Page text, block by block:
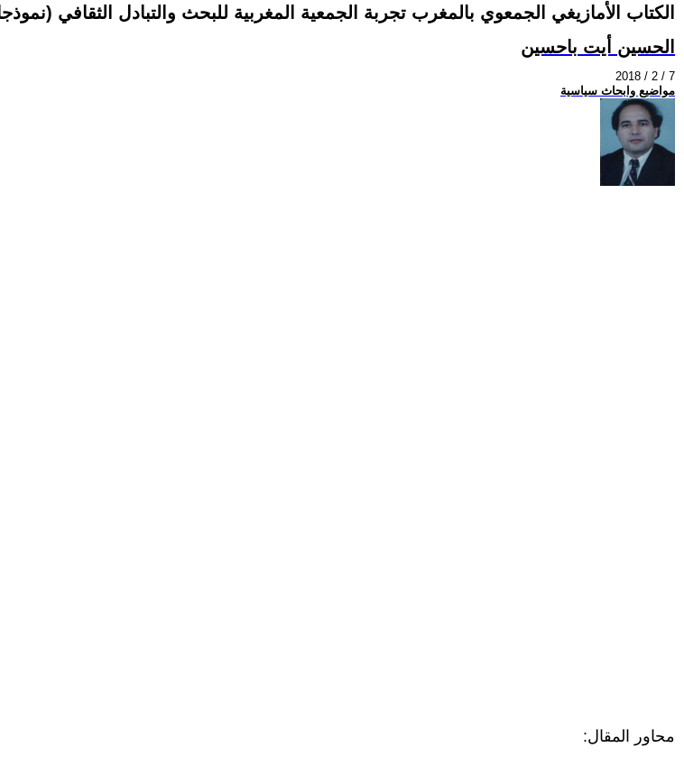
الكتاب الأمازيغي الجمعوي بالمغرب تجربة الجمعية المغربية للبحث والتبادل الثقافي
الحسين أيت باحسين
2018 / 2 / 7
مواضيع وابحاث سياسية
محاور المقال: